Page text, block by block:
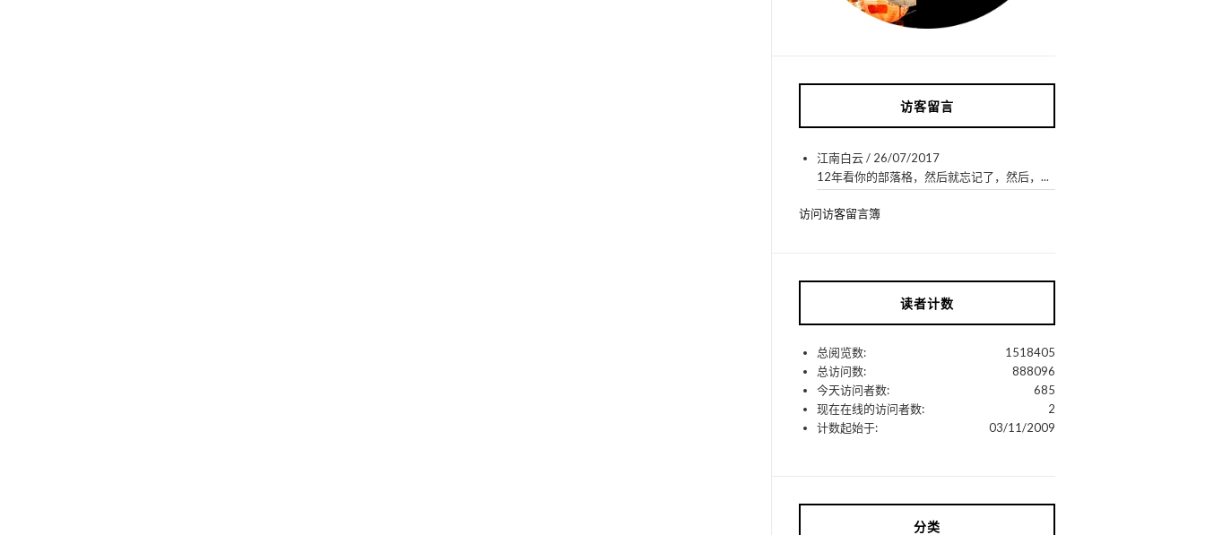
访客留言
江南白云/ 26/07/2017
12年看你的部落格，然后就忘记了，然后，...
访问访客留言簿
读者计数
1518405
总阅览数:
888096
总访问数:
685
今天访问者数:
2
现在在线的访问者数:
03/11/2009
计数起始于:
分类